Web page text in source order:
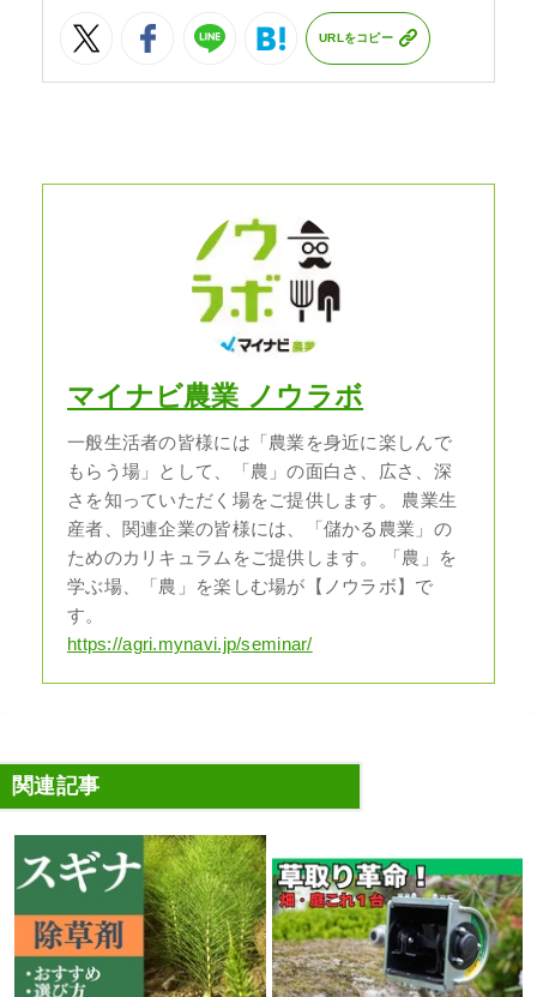
URLをコピー
マイナビ農業 ノウラボ
一般生活者の皆様には「農業を身近に楽しんで
もらう場」として、「農」の面白さ、広さ、深
さを知っていただく場をご提供します。 農業生
産者、関連企業の皆様には、「儲かる農業」の
ためのカリキュラムをご提供します。 「農」を
学ぶ場、「農」を楽しむ場が【ノウラボ】で
す。
https://agri.mynavi.jp/seminar/
関連記事